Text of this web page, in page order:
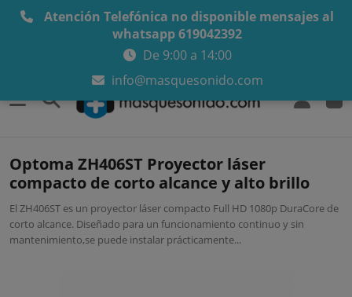
Atención Telefónica no disponible mensajes al
whatsapp 619042392
De 9:00 a 14:00
info@masquesonido.com
Optoma ZH406ST Proyector láser
compacto de corto alcance y alto brillo
El ZH406ST es un proyector láser compacto Full HD 1080p DuraCore de
corto alcance. Diseñado para un funcionamiento continuo y sin
mantenimiento,se puede instalar prácticamente...